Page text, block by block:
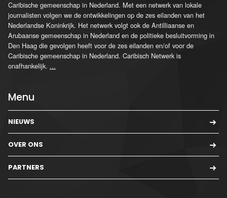
Caribische gemeenschap in Nederland. Met een netwerk van lokale
journalisten volgen we de ontwikkelingen op de zes eilanden van het
Nederlandse Koninkrijk. Het netwerk volgt ook de Antilliaanse en
Arubaanse gemeenschap in Nederland en de politieke besluitvorming in
Den Haag die gevolgen heeft voor de zes eilanden en/of voor de
Caribische gemeenschap in Nederland. Caribisch Netwerk is
onafhankelijk. ...
Menu
NIEUWS
OVER ONS
PARTNERS